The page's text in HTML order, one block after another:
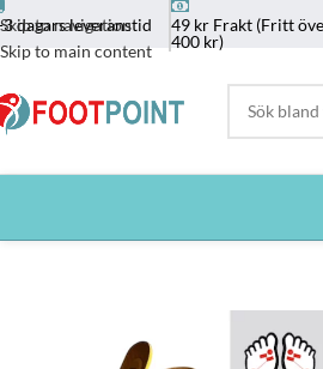
Skip to navigation
Skip to main content
dagars leveranstid
49 kr Frakt (Fritt
400 kr)